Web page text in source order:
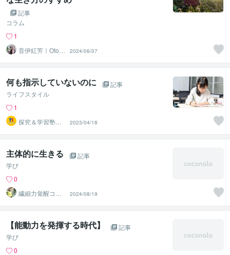
記事
コラム
1
音伊紅芳｜Otoi
Kouka
2024/06/07
何も指示していないのに
記事
ライフスタイル
1
探究＆学習塾｜
なぜラボ
2023/04/18
主体的に生きる
記事
学び
0
繊細力覚醒コー
チ さわてぃ
2024/08/19
【能動力を発揮する時代】
記事
学び
0